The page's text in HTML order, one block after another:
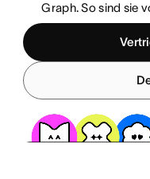
Graph. So sind sie